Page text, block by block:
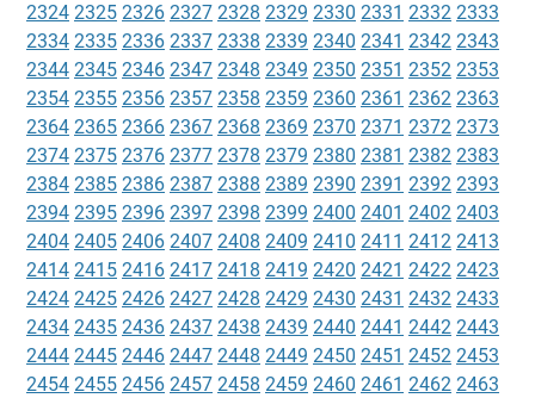
2324 2325 2326 2327 2328 2329 2330 2331 2332 2333
2334 2335 2336 2337 2338 2339 2340 2341 2342 2343
2344 2345 2346 2347 2348 2349 2350 2351 2352 2353
2354 2355 2356 2357 2358 2359 2360 2361 2362 2363
2364 2365 2366 2367 2368 2369 2370 2371 2372 2373
2374 2375 2376 2377 2378 2379 2380 2381 2382 2383
2384 2385 2386 2387 2388 2389 2390 2391 2392 2393
2394 2395 2396 2397 2398 2399 2400 2401 2402 2403
2404 2405 2406 2407 2408 2409 2410 2411 2412 2413
2414 2415 2416 2417 2418 2419 2420 2421 2422 2423
2424 2425 2426 2427 2428 2429 2430 2431 2432 2433
2434 2435 2436 2437 2438 2439 2440 2441 2442 2443
2444 2445 2446 2447 2448 2449 2450 2451 2452 2453
2454 2455 2456 2457 2458 2459 2460 2461 2462 2463